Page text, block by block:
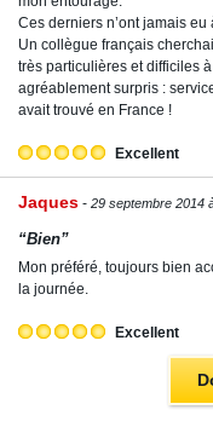
Ces derniers n’ont jamais
Un collègue français
très particulières et difficiles
agréablement surpris :
avait trouvé en France !
Excellent
Jaques 29 septembre 2014
“Bien”
Mon préféré, toujours bien
la journée.
Excellent